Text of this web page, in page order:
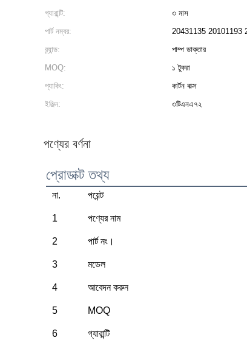
গ্যারান্টি:
৩ মাস
পার্ট নম্বর:
20431135 20101193
ব্র্যান্ড:
পাম্প ডাক্তার
MOQ:
১ টুকরা
প্যাকিং:
কার্টন বাক্স
ইঞ্জিন:
৩টিএনএ৭২
পণ্যের বর্ণনা
প্রোডাক্ট তথ্য
না. পয়েন্ট
1 পণ্যের নাম
2 পার্ট নং।
3 মডেল
4 আবেদন করুন
5 MOQ
6 গ্যারান্টি